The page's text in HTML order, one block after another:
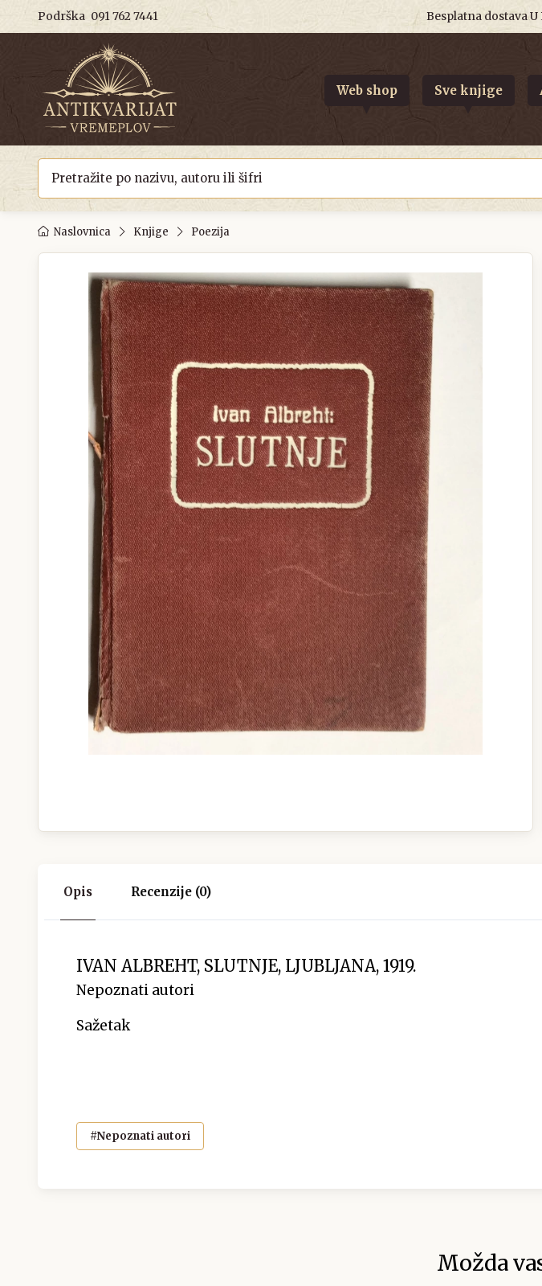
Podrška 091 762 7441 Besplatna dostava
Web shop Sve knjige
Naslovnica Knjige Poezija
Opis Recenzije (0)
IVAN ALBREHT, SLUTNJE, LJUBLJANA, 1919.
Nepoznati autori
Sažetak
#Nepoznati autori
Možda